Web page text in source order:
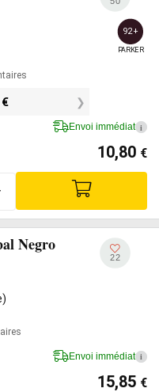
€
92+
PARKER
Envoi immédiat i
10,80 €
Negro
22
Envoi immédiat i
15,85 €